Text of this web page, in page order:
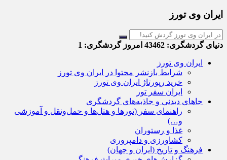
ایران وی تورز
دنیای گردشگری: امروز گردشگری:
ایران وی تورز
شرایط بازنشر محتوا در ایران وی تورز
خرید رپورتاژ ایران وی تورز
ایران سفر تور
جاهای دیدنی و جاذبه‌های گردشگری
راهنمای سفر (تورها و هتل‌ها و حمل‌و‌نقل و آموزشی
و…)
غذا و رستوران
کشاورزی و دامپروری
فرهنگ و تاریخ (ایران و جهان)